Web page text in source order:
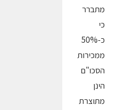
מתברר
כי
כ-50%
ממכירות
הסכו"ם
הינן
מתוצרת